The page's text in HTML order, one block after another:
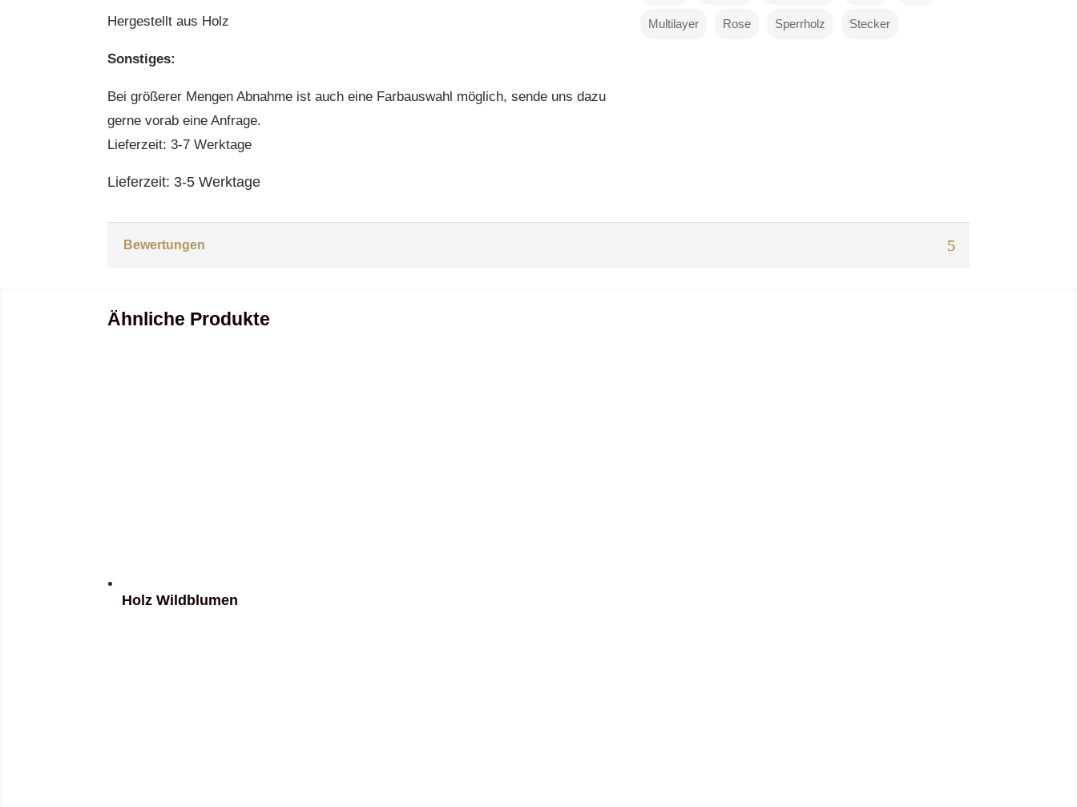
Hergestellt aus Holz
Sonstiges:
Bei größerer Mengen Abnahme ist auch eine Farbauswahl möglich, sende uns dazu
gerne vorab eine Anfrage.
Lieferzeit: 3-7 Werktage
Lieferzeit: 3-5 Werktage
Multilayer Rose Sperrholz Stecker
Bewertungen
Ähnliche Produkte
Holz Wildblumen